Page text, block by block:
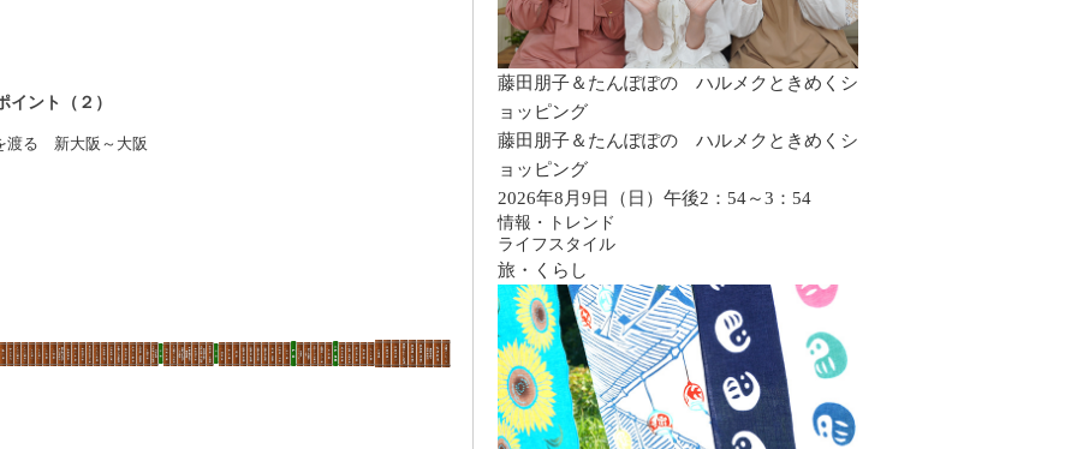
イント（２）
渡る 新大阪～大阪
藤田朋子＆たんぽぽの ハルメクときめくシ
ョッピング
藤田朋子＆たんぽぽの ハルメクときめくシ
ョッピング
2026年8月9日（日）午後2：54～3：54
情報・トレンド
ライフスタイル
旅・くらし